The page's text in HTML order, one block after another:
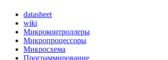
datasheet
wiki
Микроконтроллеры
Микропроцессоры
Микросхема
Программирование